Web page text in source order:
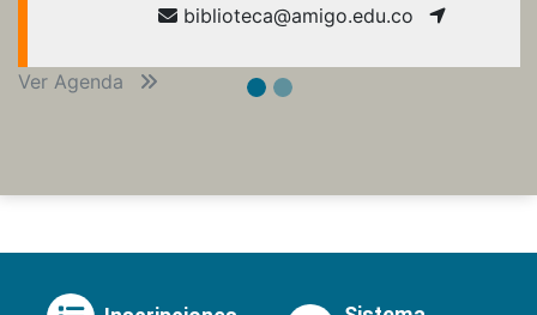
biblioteca@amigo.edu.co
Ver Agenda